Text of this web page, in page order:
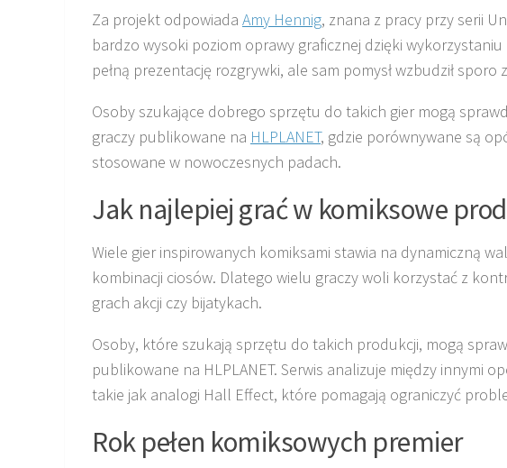
Za projekt odpowiada Amy Hennig, znana z pracy przy serii
bardzo wysoki poziom oprawy graficznej dzięki
pełną prezentację rozgrywki, ale sam pomysł wzbudził sporo
Osoby szukające dobrego sprzętu do takich gier mogą
graczy publikowane na HLPLANET, gdzie porównywane są
stosowane w nowoczesnych padach.
Jak najlepiej grać w komiksowe
Wiele gier inspirowanych komiksami stawia na dynamiczną
kombinacji ciosów. Dlatego wielu graczy woli korzystać z
grach akcji czy bijatykach.
Osoby, które szukają sprzętu do takich produkcji, mogą
publikowane na HLPLANET. Serwis analizuje między innymi
takie jak analogi Hall Effect, które pomagają ograniczyć
Rok pełen komiksowych premier